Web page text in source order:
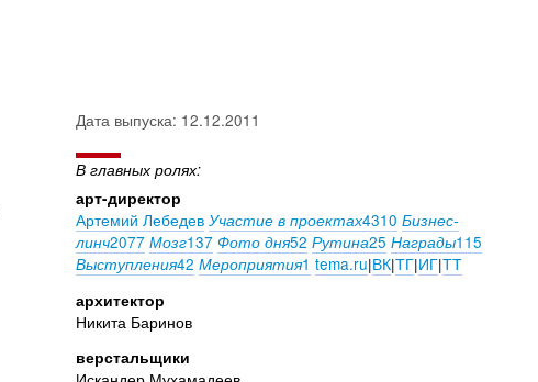
Дата выпуска: 12.12.2011
В главных ролях:
арт-директор
Артемий Лебедев Участие в проектах4310 Бизнес-
линч2077 Мозг137 Фото дня52 Рутина25 Награды115
Выступления42 Мероприятия1 tema.ru|ВК|ТГ|ИГ|ТТ
архитектор
Никита Баринов
верстальщики